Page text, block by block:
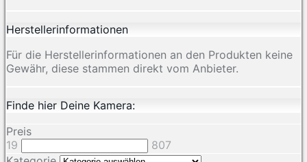
Herstellerinformationen
Für die Herstellerinformationen an den Produkten keine
Gewähr, diese stammen direkt vom Anbieter.
Finde hier Deine Kamera:
Preis
19
807